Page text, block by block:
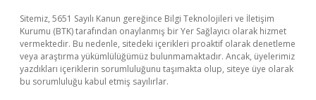
Sitemiz, 5651 Sayılı Kanun gereğince Bilgi Teknolojileri ve İletişim
Kurumu (BTK) tarafından onaylanmış bir Yer Sağlayıcı olarak hizmet
vermektedir. Bu nedenle, sitedeki içerikleri proaktif olarak denetleme
veya araştırma yükümlülüğümüz bulunmamaktadır. Ancak, üyelerimiz
yazdıkları içeriklerin sorumluluğunu taşımakta olup, siteye üye olarak
bu sorumluluğu kabul etmiş sayılırlar.